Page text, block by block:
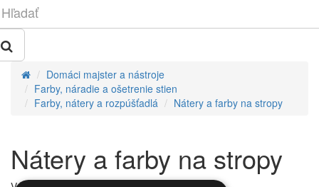
Domáci majster a nástroje
Farby, náradie a ošetrenie stien
Farby, nátery a rozpúšťadlá
Nátery a farby na stropy
Nátery a farby na stropy